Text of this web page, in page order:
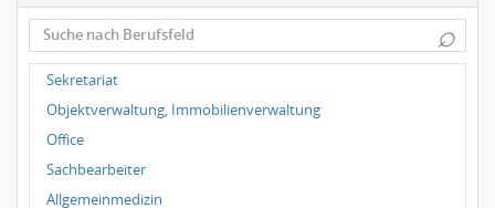
Dortmund
Wuppertal
Hallbergmoos
Würzburg
Grünwald
Ulm
Bielefeld
⌕
Sekretariat
Objektverwaltung, Immobilienverwaltung
Office
Sachbearbeiter
Allgemeinmedizin